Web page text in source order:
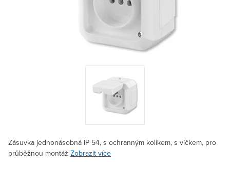
Zásuvka jednonásobná IP 54, s ochranným kolíkem, s víčkem, pro
průběžnou montáž Zobrazit více